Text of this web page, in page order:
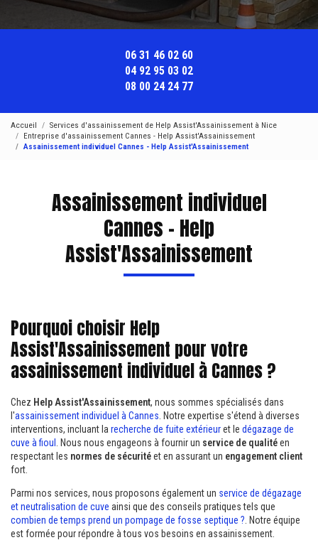
06 31 46 02 60
04 92 95 03 02
08 00 24 24 77
Accueil
Services d'assainissement de Help Assist'Assainissement à Nice
Entreprise d'assainissement Cannes - Help Assist'Assainissement
Assainissement individuel Cannes - Help Assist'Assainissement
Assainissement individuel
Cannes - Help
Assist'Assainissement
Pourquoi choisir Help
Assist'Assainissement pour votre
assainissement individuel à Cannes ?
Chez Help Assist'Assainissement, nous sommes spécialisés dans
l'assainissement individuel à Cannes . Notre expertise s'étend à diverses
interventions, incluant la recherche de fuite extérieuret le dégazage de
cuve à fioul
. Nous nous engageons à fournir un service de qualitéen
respectant les normes de sécuritéet en assurant un engagement client
fort.
Parmi nos services, nous proposons également un service de dégazage
et neutralisation de cuve ainsi que des conseils pratiques tels que
combien de temps prend un pompage de fosse septique ? . Notre équipe
est formée pour répondre à tous vos besoins en assainissement.